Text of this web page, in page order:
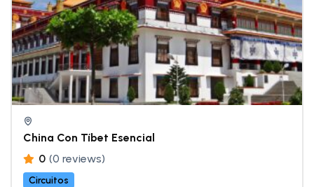
China Con Tíbet Esencial
0 (0 reviews)
Circuitos